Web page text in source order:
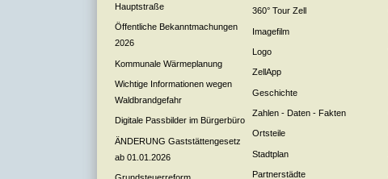
Hauptstraße
Öffentliche Bekanntmachungen
2026
Kommunale Wärmeplanung
Wichtige Informationen wegen
Waldbrandgefahr
Digitale Passbilder im Bürgerbüro
ÄNDERUNG Gaststättengesetz
ab 01.01.2026
360° Tour Zell
Imagefilm
Logo
ZellApp
Geschichte
Zahlen - Daten - Fakten
Ortsteile
Stadtplan
Partnerstädte